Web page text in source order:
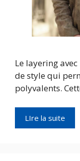
Le layering
de style qui
polyvalents.
LIre la suite